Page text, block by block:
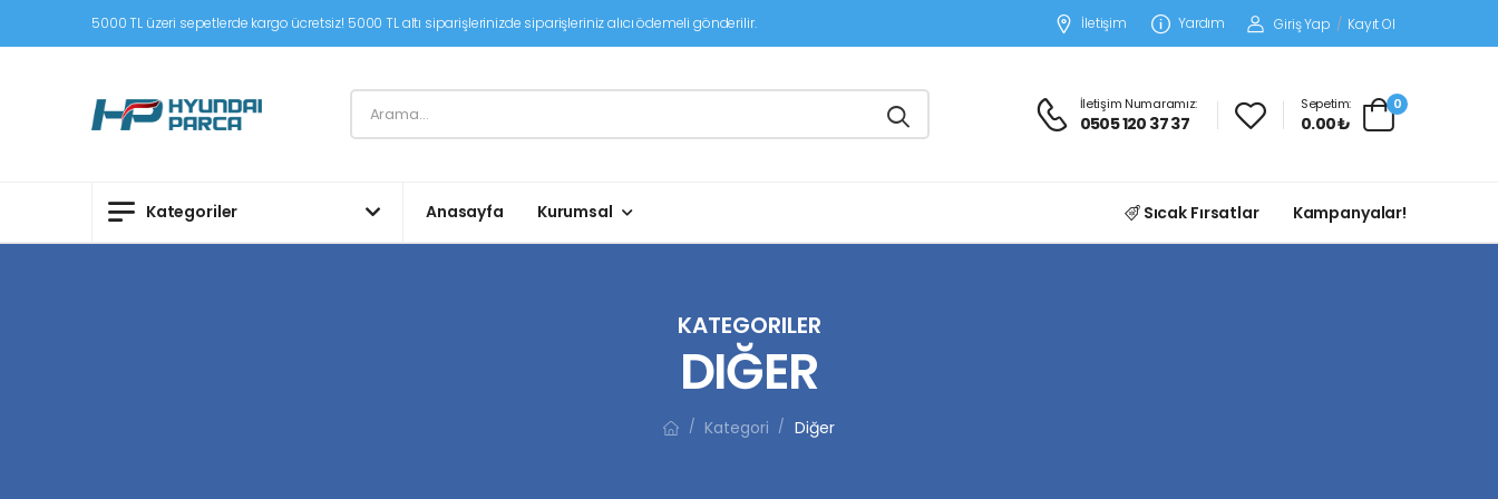
5000 TL üzeri sepetlerde kargo ücretsiz! 5000 TL altı siparişlerinizde siparişleriniz alıcı ödemeli gönderilir. İletişim Yardım Giriş Yap / Kayıt Ol
İletişim Numaramız:
0505 120 37 37
Sepetim:
0.00 ₺
0
Kategoriler Anasayfa Kurumsal Sıcak Fırsatlar Kampanyalar!
KATEGORILER
DIĞER
/ Kategori / Diğer